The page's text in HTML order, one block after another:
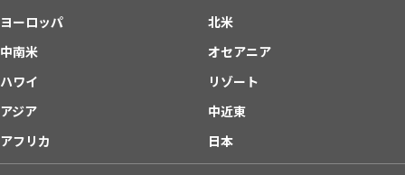
ヨーロッパ
北米
中南米
オセアニア
ハワイ
リゾート
アジア
中近東
アフリカ
日本